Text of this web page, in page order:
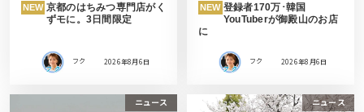
NEW 京都のはちみつ専門店がく
ずモに。3日間限定
フク 2026年8月6日
NEW 登録者170万･韓国
YouTuberが御殿山のお店
に
フク 2026年8月6日
ニュース ニュース